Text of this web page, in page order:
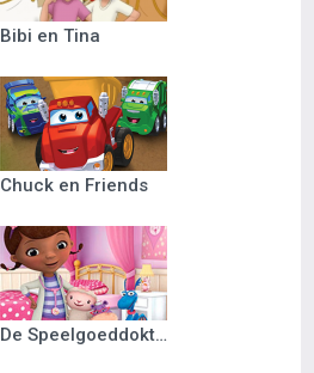
Bibi en Tina
Chuck en Friends
De Speelgoeddokter